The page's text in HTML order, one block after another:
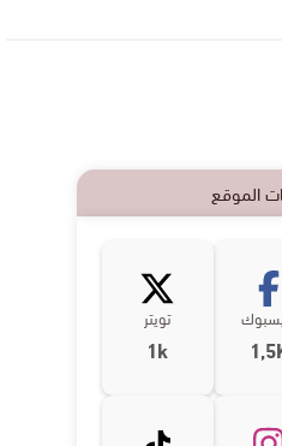
الموقع
تويتر
1k